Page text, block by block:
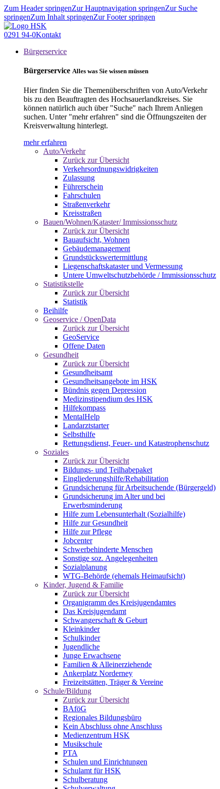
Zum Header springenZur Hauptnavigation springenZur Suche
springenZum Inhalt springenZur Footer springen
0291 94-0Kontakt
Bürgerservice
Bürgerservice Alles was Sie wissen müssen
Hier finden Sie die Themenüberschriften von Auto/Verkehr
bis zu den Beauftragten des Hochsauerlandkreises. Sie
können natürlich auch über "Suche" nach Ihrem Anliegen
suchen. Unter "mehr erfahren" sind die Öffnungszeiten der
Kreisverwaltung hinterlegt.
mehr erfahren
Auto/Verkehr
Zurück zur Übersicht
Verkehrsordnungswidrigkeiten
Zulassung
Führerschein
Fahrschulen
Straßenverkehr
Kreisstraßen
Bauen/Wohnen/Kataster/ Immissionsschutz
Zurück zur Übersicht
Bauaufsicht, Wohnen
Gebäudemanagement
Grundstückswertermittlung
Liegenschaftskataster und Vermessung
Untere Umweltschutzbehörde / Immissionsschutz
Statistikstelle
Zurück zur Übersicht
Statistik
Beihilfe
Geoservice / OpenData
Zurück zur Übersicht
GeoService
Offene Daten
Gesundheit
Zurück zur Übersicht
Gesundheitsamt
Gesundheitsangebote im HSK
Bündnis gegen Depression
Medizinstipendium des HSK
Hilfekompass
MentalHelp
Landarztstarter
Selbsthilfe
Rettungsdienst, Feuer- und Katastrophenschutz
Soziales
Zurück zur Übersicht
Bildungs- und Teilhabepaket
Eingliederungshilfe/Rehabilitation
Grundsicherung für Arbeitsuchende (Bürgergeld)
Grundsicherung im Alter und bei
Erwerbsminderung
Hilfe zum Lebensunterhalt (Sozialhilfe)
Hilfe zur Gesundheit
Hilfe zur Pflege
Jobcenter
Schwerbehinderte Menschen
Sonstige soz. Angelegenheiten
Sozialplanung
WTG-Behörde (ehemals Heimaufsicht)
Kinder, Jugend & Familie
Zurück zur Übersicht
Organigramm des Kreisjugendamtes
Das Kreisjugendamt
Schwangerschaft & Geburt
Kleinkinder
Schulkinder
Jugendliche
Junge Erwachsene
Familien & Alleinerziehende
Ankerplatz Norderney
Freizeitstätten, Träger & Vereine
Schule/Bildung
Zurück zur Übersicht
BAföG
Regionales Bildungsbüro
Kein Abschluss ohne Anschluss
Medienzentrum HSK
Musikschule
PTA
Schulen und Einrichtungen
Schulamt für HSK
Schulberatung